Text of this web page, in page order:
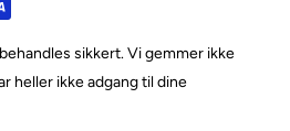
sikkert. Vi gemmer ikke
heller ikke adgang til dine